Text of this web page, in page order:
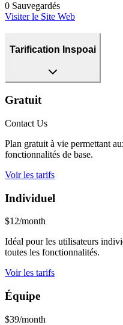
0 Sauvegardés
Visiter le Site Web
Tarification Inspoai
Gratuit
Contact Us
Plan gratuit à vie permettant
fonctionnalités de base.
Voir les tarifs
Individuel
$12/month
Idéal pour les utilisateurs
toutes les fonctionnalités.
Voir les tarifs
Équipe
$39/month